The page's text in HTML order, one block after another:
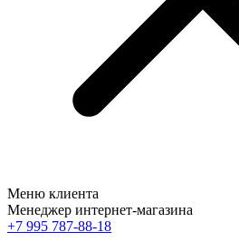
Меню клиента
Менеджер интернет-магазина
+7 995 787-88-18